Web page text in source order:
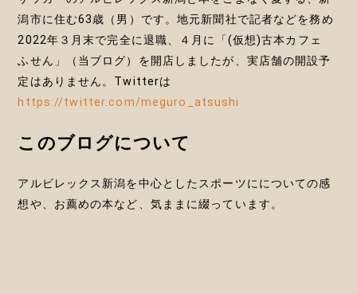
潟市に住む63歳（男）です。地元新聞社で記者などを務め
2022年３月末で完全に退職、４月に「(仮想)古本カフェ
ふせん」（当ブログ）を開店しましたが、実店舗の開設予
定はありません。Twitterは
https://twitter.com/meguro_atsushi
このブログについて
アルビレックス新潟を中心としたスポーツにについての感
想や、お薦めの本など、気ままに綴っています。